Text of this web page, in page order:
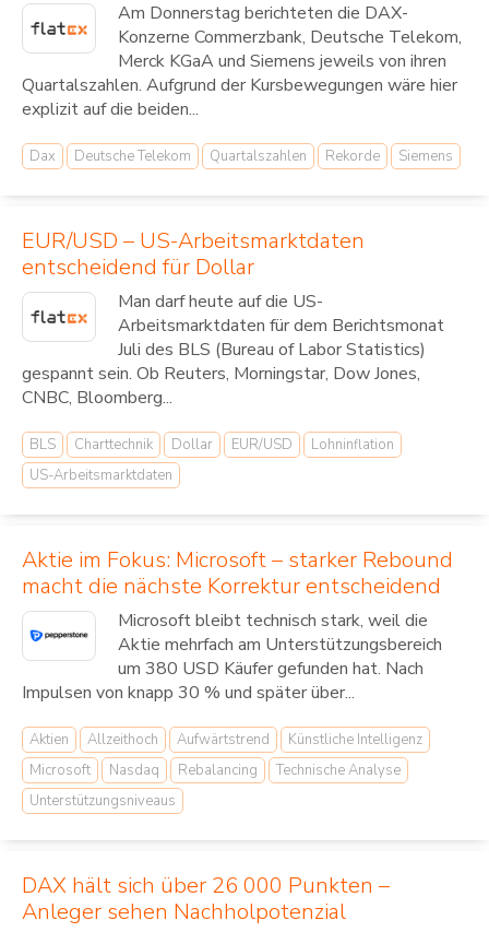
Am Donnerstag berichteten die DAX-
Konzerne Commerzbank, Deutsche Telekom,
Merck KGaA und Siemens jeweils von ihren
Quartalszahlen. Aufgrund der Kursbewegungen wäre hier
explizit auf die beiden...
Dax Deutsche Telekom Quartalszahlen Rekorde Siemens
EUR/USD – US-Arbeitsmarktdaten
entscheidend für Dollar
Man darf heute auf die US-
Arbeitsmarktdaten für dem Berichtsmonat
Juli des BLS (Bureau of Labor Statistics)
gespannt sein. Ob Reuters, Morningstar, Dow Jones,
CNBC, Bloomberg...
BLS Charttechnik Dollar EUR/USD
Lohninflation
US-Arbeitsmarktdaten
Aktie im Fokus: Microsoft – starker Rebound
macht die nächste Korrektur entscheidend
Microsoft bleibt technisch stark, weil die
Aktie mehrfach am Unterstützungsbereich
um 380 USD Käufer gefunden hat. Nach
Impulsen von knapp 30 % und später über...
Aktien Allzeithoch Aufwärtstrend
Künstliche Intelligenz
Microsoft
Nasdaq Rebalancing
Technische Analyse
Unterstützungsniveaus
DAX hält sich über 26 000 Punkten –
Anleger sehen Nachholpotenzial